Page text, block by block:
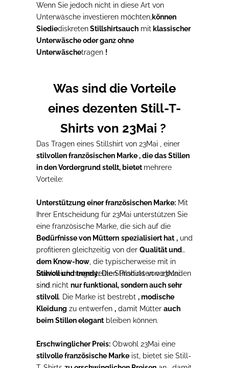
Wenn Sie jedoch nicht in diese Art von
Unterwäsche investieren möchten, können
SiediediskretenStillshirtsauch mit klassischer
Unterwäsche oder ganz ohne
Unterwäschetragen !
Was sind die Vorteile
eines dezenten Still-T-
Shirts von 23Mai ?
Das Tragen eines Stillshirt von 23Mai , einer
stilvollen französischen Marke,diedas Stillen
in den Vordergrund stellt, bietet mehrere
Vorteile:
Unterstützung einer französischen Marke: Mit
Ihrer Entscheidung für 23Mai unterstützen Sie
eine französische Marke, die sich auf die
Bedürfnisse von Müttern spezialisiert hat , und
profitieren gleichzeitig von der Qualität und
dem Know-how , die typischerweise mit in
Frankreich hergestellten Produkten verbunden
sind.
Stilvoll und trendy:Die Stillshirtsvon 23Mai
sind nicht nur funktional, sondern auch sehr
stilvoll. Die Marke ist bestrebt , modische
Kleidung zu entwerfen , damit Mütter auch
beim Stillen elegant bleiben können.
Erschwinglicher Preis: Obwohl 23Mai eine
stilvolle französische Marke ist, bietet sie Still-